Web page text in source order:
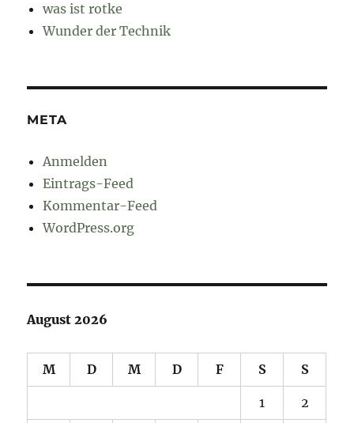
was ist rotke
Wunder der Technik
META
Anmelden
Eintrags-Feed
Kommentar-Feed
WordPress.org
August 2026
M D M D F S S
1 2